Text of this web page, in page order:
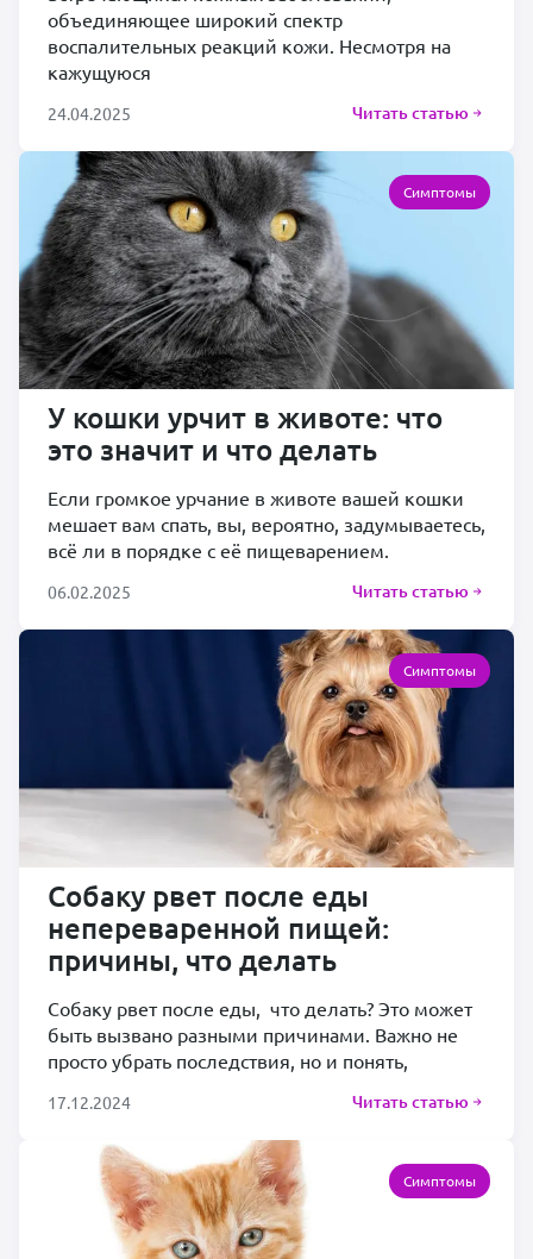
объединяющее широкий спектр
воспалительных реакций кожи. Несмотря на
кажущуюся
24.04.2025 Читать статью
У кошки урчит в животе: что
это значит и что делать
Если громкое урчание в животе вашей кошки
мешает вам спать, вы, вероятно, задумываетесь,
всё ли в порядке с её пищеварением.
06.02.2025 Читать статью
Симптомы
Собаку рвет после еды
непереваренной пищей:
причины, что делать
Собаку рвет после еды, что делать? Это может
быть вызвано разными причинами. Важно не
просто убрать последствия, но и понять,
17.12.2024 Читать статью
Симптомы
Симптомы